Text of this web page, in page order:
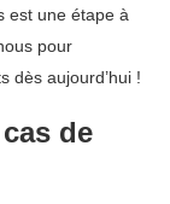
est une étape à
pour
dès aujourd’hui !
de